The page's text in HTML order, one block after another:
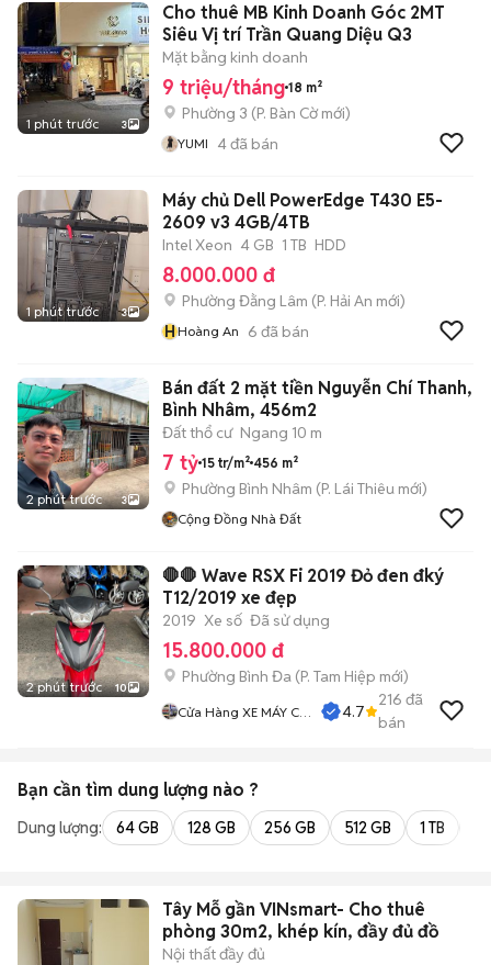
1 phút trước 3
Cho thuê MB Kinh Doanh Góc 2MT
Siêu Vị trí Trần Quang Diệu Q3
Mặt bằng kinh doanh
9 triệu/tháng 18 m²
Phường 3 (P. Bàn Cờmới)
YUMI 4đã bán
1 phút trước 3
Máy chủ Dell PowerEdge T430 E5-
2609 v3 4GB/4TB
Intel Xeon 4 GB 1 TB HDD
8.000.000 đ
Phường Đằng Lâm (P. Hải An mới)
HHoàng An 6 đã bán
2 phút trước 3
Bán đất 2 mặt tiền Nguyễn Chí Thanh,
Bình Nhâm, 456m2
Đất thổ cư Ngang 10 m
7 tỷ 15 tr/m² 456 m²
Phường Bình Nhâm (P. Lái Thiêu mới)
Cộng Đồng Nhà Đất
2 phút trước 10
🛑🛑 Wave RSX Fi 2019 Đỏ đen đký
T12/2019 xe đẹp
2019 Xe số Đã sử dụng
15.800.000 đ
Phường Bình Đa (P. Tam Hiệp mới)
Cửa Hàng XE MÁY CŨ
4.7
216 đã
bán
Bạn cần tìm dung lượng nào ?
Dung lượng: 64 GB 128 GB 256 GB 512 GB 1 TB
Tây Mỗ gần VINsmart- Cho thuê
phòng 30m2, khép kín, đầy đủ đồ
Nội thất đầy đủ